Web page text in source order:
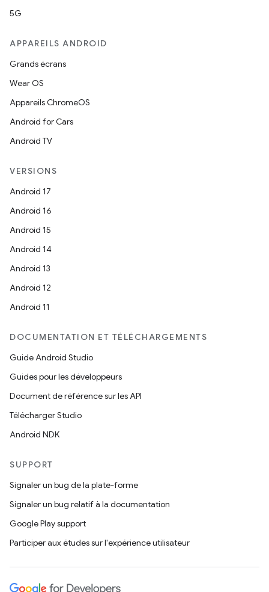
5G
APPAREILS ANDROID
Grands écrans
Wear OS
Appareils ChromeOS
Android for Cars
Android TV
VERSIONS
Android 17
Android 16
Android 15
Android 14
Android 13
Android 12
Android 11
DOCUMENTATION ET TÉLÉCHARGEMENTS
Guide Android Studio
Guides pour les développeurs
Document de référence sur les API
Télécharger Studio
Android NDK
SUPPORT
Signaler un bug de la plate-forme
Signaler un bug relatif à la documentation
Google Play support
Participer aux études sur l'expérience utilisateur